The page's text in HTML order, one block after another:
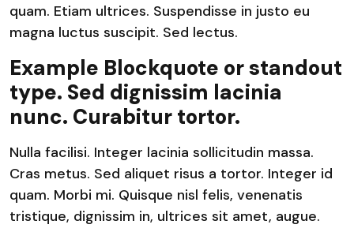
quam. Etiam ultrices. Suspendisse in justo eu
magna luctus suscipit. Sed lectus.
Example Blockquote or standout
type. Sed dignissim lacinia
nunc. Curabitur tortor.
Nulla facilisi. Integer lacinia sollicitudin massa.
Cras metus. Sed aliquet risus a tortor. Integer id
quam. Morbi mi. Quisque nisl felis, venenatis
tristique, dignissim in, ultrices sit amet, augue.